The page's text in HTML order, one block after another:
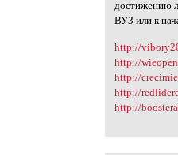
достижению
ВУЗ или к
http://
http://
http://
http://
http://